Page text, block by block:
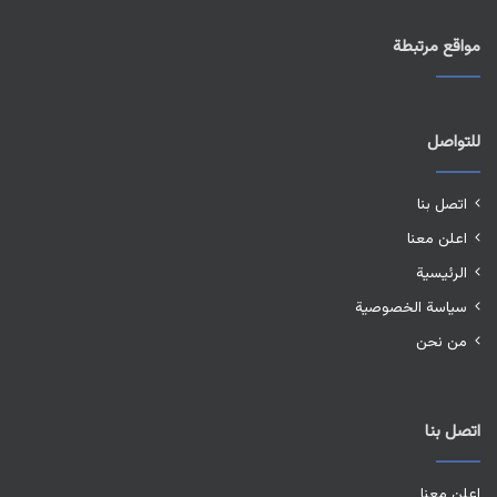
مواقع مرتبطة
للتواصل
اتصل بنا
اعلن معنا
الرئيسية
سياسة الخصوصية
من نحن
اتصل بنا